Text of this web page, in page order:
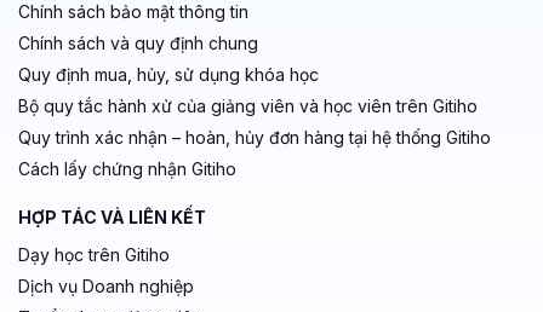
Chính sách bảo mật thông tin
Chính sách và quy định chung
Quy định mua, hủy, sử dụng khóa học
Bộ quy tắc hành xử của giảng viên và học viên trên Gitiho
Quy trình xác nhận – hoàn, hủy đơn hàng tại hệ thống Gitiho
Cách lấy chứng nhận Gitiho
HỢP TÁC VÀ LIÊN KẾT
Dạy học trên Gitiho
Dịch vụ Doanh nghiệp